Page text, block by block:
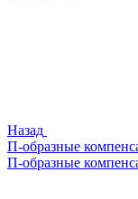
Назад
П-образные
П-образные